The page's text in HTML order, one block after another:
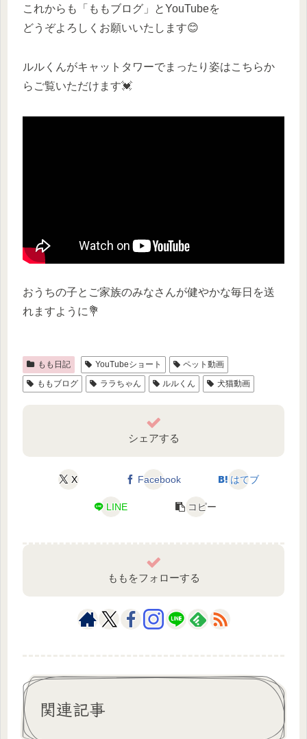
これからも「ももブログ」とYouTubeを
どうぞよろしくお願いいたします😊
ルルくんがキャットタワーでまったり姿はこちらか
らご覧いただけます💓
おうちの子とご家族のみなさんが健やかな毎日を送
れますように💐
もも日記 YouTubeショート
ペット動画
ももブログ
ララちゃん ルルくん 犬猫動画
シェアする
X Facebook はてブ
LINE コピー
ももをフォローする
関連記事